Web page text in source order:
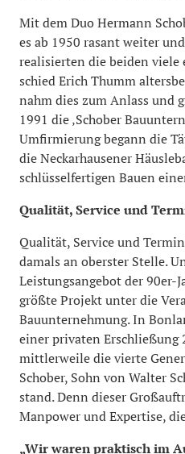
Mit dem Duo Hermann
es ab 1950 rasant weiter
realisierten die beiden viele
schied Erich Thumm
nahm dies zum Anlass und
1991 die ‚Schober
Umfirmierung begann die
die Neckarhausener
schlüsselfertigen Bauen
Qualität, Service und
Qualität, Service und
damals an oberster Stelle.
Leistungsangebot der 90er-
größte Projekt unter die
Bauunternehmung. In
einer privaten Erschließung
mittlerweile die vierte
Schober, Sohn von Walter
stand. Denn dieser
Manpower und Expertise,
„Wir waren praktisch im